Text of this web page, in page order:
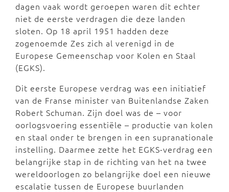
dagen vaak wordt geroepen waren dit echter
niet de eerste verdragen die deze landen
sloten. Op 18 april 1951 hadden deze
zogenoemde Zes zich al verenigd in de
Europese Gemeenschap voor Kolen en Staal
(EGKS).
Dit eerste Europese verdrag was een initiatief
van de Franse minister van Buitenlandse Zaken
Robert Schuman. Zijn doel was de – voor
oorlogsvoering essentiële – productie van kolen
en staal onder te brengen in een supranationale
instelling. Daarmee zette het EGKS-verdrag een
belangrijke stap in de richting van het na twee
wereldoorlogen zo belangrijke doel een nieuwe
escalatie tussen de Europese buurlanden